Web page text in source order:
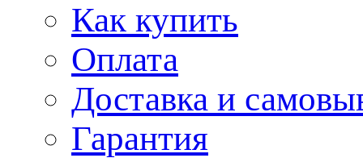
Как купить
Оплата
Доставка и
Гарантия